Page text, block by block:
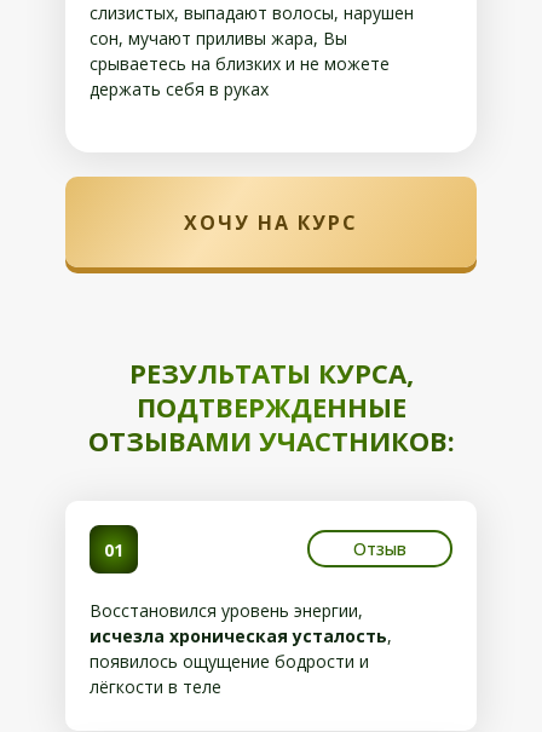
слизистых, выпадают волосы, нарушен
сон, мучают приливы жара, Вы
срываетесь на близких и не можете
держать себя в руках
ХОЧУ НА КУРС
РЕЗУЛЬТАТЫ КУРСА,
ПОДТВЕРЖДЕННЫЕ
ОТЗЫВАМИ УЧАСТНИКОВ:
Восстановился уровень энергии,
исчезла хроническая усталость,
появилось ощущение бодрости и
лёгкости в теле
01 Отзыв